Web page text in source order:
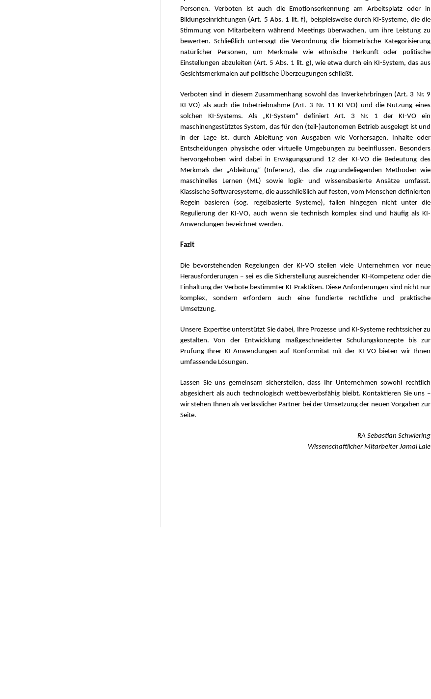
Personen. Verboten ist auch die Emotionserkennung am Arbeitsplatz oder in
Bildungseinrichtungen (Art. 5 Abs. 1 lit. f), beispielsweise durch KI-Systeme, die die
Stimmung von Mitarbeitern während Meetings überwachen, um ihre Leistung zu
bewerten. Schließlich untersagt die Verordnung die biometrische Kategorisierung
natürlicher Personen, um Merkmale wie ethnische Herkunft oder politische
Einstellungen abzuleiten (Art. 5 Abs. 1 lit. g), wie etwa durch ein KI-System, das aus
Gesichtsmerkmalen auf politische Überzeugungen schließt.
Verboten sind in diesem Zusammenhang sowohl das Inverkehrbringen (Art. 3 Nr. 9
KI-VO) als auch die Inbetriebnahme (Art. 3 Nr. 11 KI-VO) und die Nutzung eines
solchen KI-Systems. Als „KI-System“ definiert Art. 3 Nr. 1 der KI-VO ein
maschinengestütztes System, das für den (teil-)autonomen Betrieb ausgelegt ist und
in der Lage ist, durch Ableitung von Ausgaben wie Vorhersagen, Inhalte oder
Entscheidungen physische oder virtuelle Umgebungen zu beeinflussen. Besonders
hervorgehoben wird dabei in Erwägungsgrund 12 der KI-VO die Bedeutung des
Merkmals der „Ableitung“ (Inferenz), das die zugrundeliegenden Methoden wie
maschinelles Lernen (ML) sowie logik- und wissensbasierte Ansätze umfasst.
Klassische Softwaresysteme, die ausschließlich auf festen, vom Menschen definierten
Regeln basieren (sog. regelbasierte Systeme), fallen hingegen nicht unter die
Regulierung der KI-VO, auch wenn sie technisch komplex sind und häufig als KI-
Anwendungen bezeichnet werden.
Fazit
Die bevorstehenden Regelungen der KI-VO stellen viele Unternehmen vor neue
Herausforderungen – sei es die Sicherstellung ausreichender KI-Kompetenz oder die
Einhaltung der Verbote bestimmter KI-Praktiken. Diese Anforderungen sind nicht nur
komplex, sondern erfordern auch eine fundierte rechtliche und praktische
Umsetzung.
Unsere Expertise unterstützt Sie dabei, Ihre Prozesse und KI-Systeme rechtssicher zu
gestalten. Von der Entwicklung maßgeschneiderter Schulungskonzepte bis zur
Prüfung Ihrer KI-Anwendungen auf Konformität mit der KI-VO bieten wir Ihnen
umfassende Lösungen.
Lassen Sie uns gemeinsam sicherstellen, dass Ihr Unternehmen sowohl rechtlich
abgesichert als auch technologisch wettbewerbsfähig bleibt. Kontaktieren Sie uns –
wir stehen Ihnen als verlässlicher Partner bei der Umsetzung der neuen Vorgaben zur
Seite.
RA Sebastian Schwiering
Wissenschaftlicher Mitarbeiter Jamal Lale